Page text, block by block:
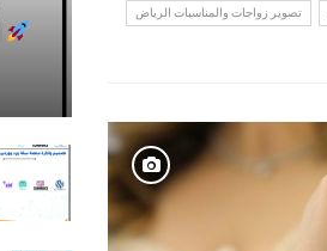
تصوير زواجات والمناسبات الرياض